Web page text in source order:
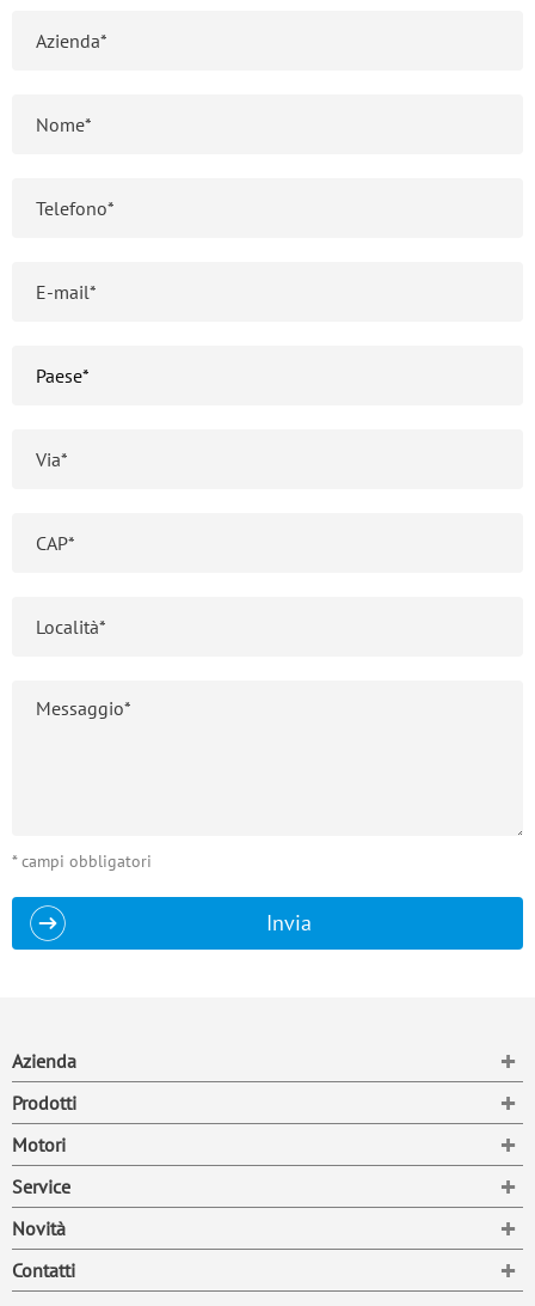
* campi obbligatori
Invia
Azienda
Prodotti
Motori
Service
Novità
Contatti